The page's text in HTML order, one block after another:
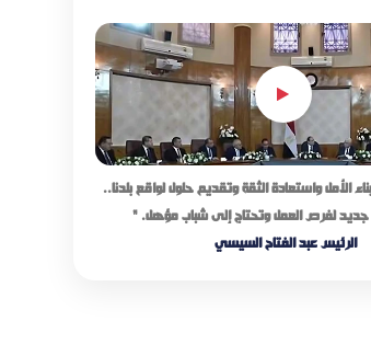
الأمل واستعادة الثقة وتقديم حلول لواقع بلدنا..
لفرص العمل وتحتاج إلى شباب مؤهل. “
الرئيس عبد الفتاح السيسي